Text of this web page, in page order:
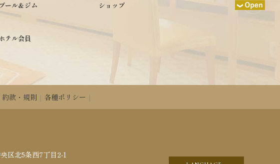
プール＆ジム ショップ
テル会員
約款・規則 各種ポリシー
区北5条西7丁目2-1